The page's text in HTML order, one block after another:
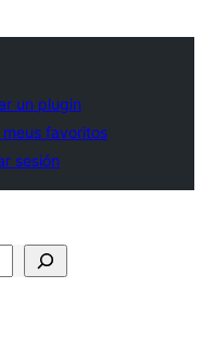
un plugin
meus favoritos
sesión